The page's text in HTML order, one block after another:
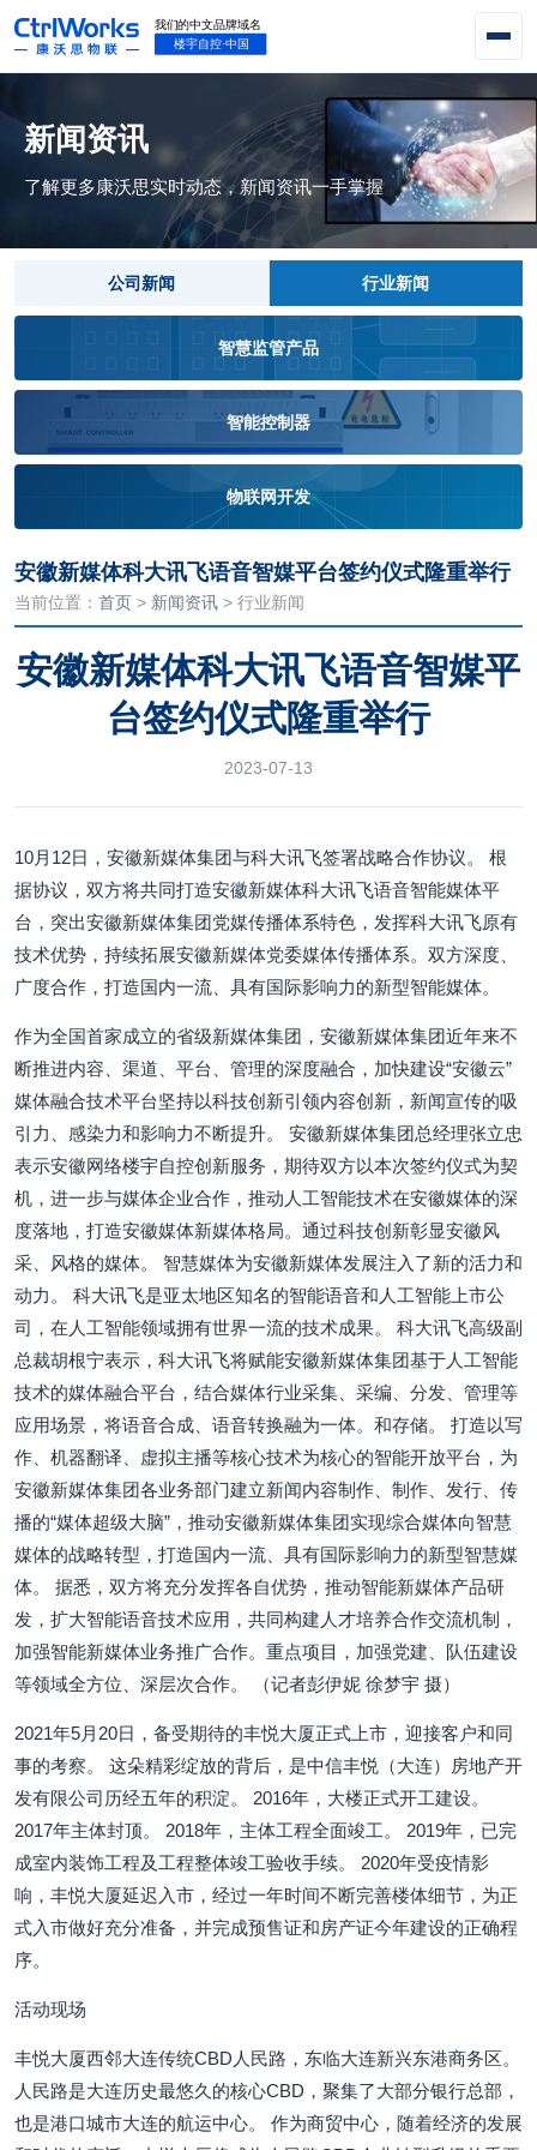
新闻资讯
了解更多康沃思实时动态，新闻资讯一手掌握
公司新闻 行业新闻
智慧监管产品
智能控制器
物联网开发
安徽新媒体科大讯飞语音智媒平台签约仪式隆重举行
当前位置： 首页 > 新闻资讯 > 行业新闻
安徽新媒体科大讯飞语音智媒平
台签约仪式隆重举行
2023-07-13
10月12日，安徽新媒体集团与科大讯飞签署战略合作协议。 根
据协议，双方将共同打造安徽新媒体科大讯飞语音智能媒体平
台，突出安徽新媒体集团党媒传播体系特色，发挥科大讯飞原有
技术优势，持续拓展安徽新媒体党委媒体传播体系。双方深度、
广度合作，打造国内一流、具有国际影响力的新型智能媒体。
作为全国首家成立的省级新媒体集团，安徽新媒体集团近年来不
断推进内容、渠道、平台、管理的深度融合，加快建设“安徽云”
媒体融合技术平台坚持以科技创新引领内容创新，新闻宣传的吸
引力、感染力和影响力不断提升。 安徽新媒体集团总经理张立忠
表示安徽网络楼宇自控创新服务，期待双方以本次签约仪式为契
机，进一步与媒体企业合作，推动人工智能技术在安徽媒体的深
度落地，打造安徽媒体新媒体格局。通过科技创新彰显安徽风
采、风格的媒体。 智慧媒体为安徽新媒体发展注入了新的活力和
动力。 科大讯飞是亚太地区知名的智能语音和人工智能上市公
司，在人工智能领域拥有世界一流的技术成果。 科大讯飞高级副
总裁胡根宁表示，科大讯飞将赋能安徽新媒体集团基于人工智能
技术的媒体融合平台，结合媒体行业采集、采编、分发、管理等
应用场景，将语音合成、语音转换融为一体。和存储。 打造以写
作、机器翻译、虚拟主播等核心技术为核心的智能开放平台，为
安徽新媒体集团各业务部门建立新闻内容制作、制作、发行、传
播的“媒体超级大脑”，推动安徽新媒体集团实现综合媒体向智慧
媒体的战略转型，打造国内一流、具有国际影响力的新型智慧媒
体。 据悉，双方将充分发挥各自优势，推动智能新媒体产品研
发，扩大智能语音技术应用，共同构建人才培养合作交流机制，
加强智能新媒体业务推广合作。重点项目，加强党建、队伍建设
等领域全方位、深层次合作。 （记者彭伊妮 徐梦宇 摄）
2021年5月20日，备受期待的丰悦大厦正式上市，迎接客户和同
事的考察。 这朵精彩绽放的背后，是中信丰悦（大连）房地产开
发有限公司历经五年的积淀。 2016年，大楼正式开工建设。
2017年主体封顶。 2018年，主体工程全面竣工。 2019年，已完
成室内装饰工程及工程整体竣工验收手续。 2020年受疫情影
响，丰悦大厦延迟入市，经过一年时间不断完善楼体细节，为正
式入市做好充分准备，并完成预售证和房产证今年建设的正确程
序。
活动现场
丰悦大厦西邻大连传统CBD人民路，东临大连新兴东港商务区。
人民路是大连历史最悠久的核心CBD，聚集了大部分银行总部，
也是港口城市大连的航运中心。 作为商贸中心，随着经济的发展